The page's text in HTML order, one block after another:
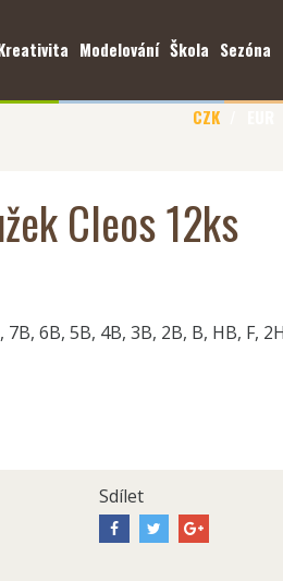
Modelování Škola Sezóna
CZK
Cleos 12ks
6B, 5B, 4B, 3B, 2B, B, HB, F,
Sdílet